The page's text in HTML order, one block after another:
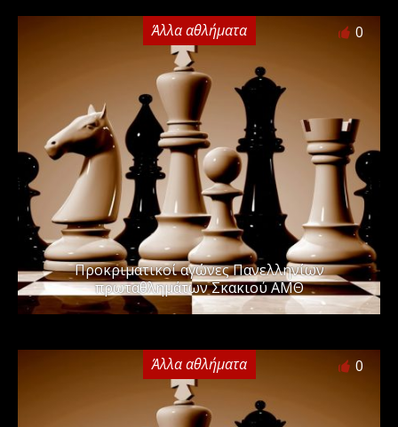
Άλλα αθλήματα 0
Προκριματικοί αγώνες Πανελληνίων
πρωταθλημάτων Σκακιού ΑΜΘ
Άλλα αθλήματα 0